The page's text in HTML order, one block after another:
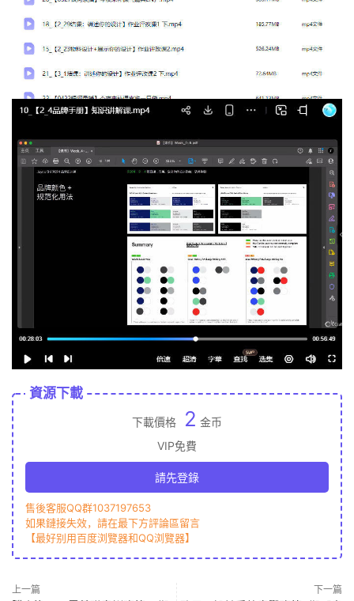
資源下載
下載價格 2 金币
VIP免費
請先登錄
售後客服QQ群1037197653
如果鏈接失效，請在最下方評論區留言
【最好别用百度浏覽器和QQ浏覽器】
上一篇 下一篇